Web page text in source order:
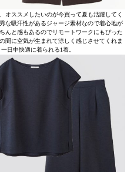
オススメしたいのが今買って夏も活躍してく
な吸汗性があるジャージ素材なので着心地が
んと感もあるのでリモートワークにもぴった
間に空気が生まれて涼しく感じさせてくれま
日中快適に着られる1着。